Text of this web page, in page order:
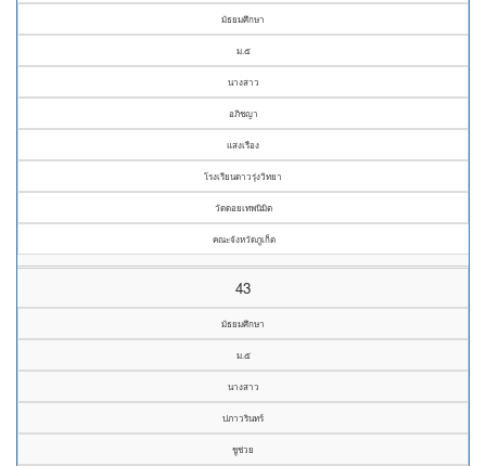
มัธยมศึกษา
ม.๕
นางสาว
อภิชญา
แสงเรือง
โรงเรียนดาวรุ่งวิทยา
วัดดอยเทพนิมิต
คณะจังหวัดภูเก็ต
43
มัธยมศึกษา
ม.๕
นางสาว
ปภาวรินทร์
ชูช่วย